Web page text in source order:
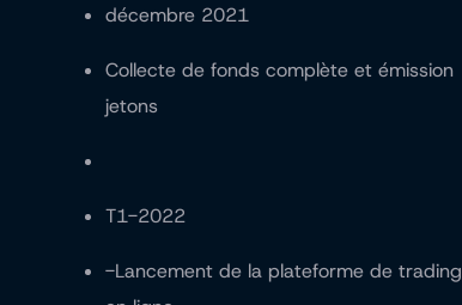
décembre 2021
Collecte de fonds complète et émission
jetons
T1-2022
-Lancement de la plateforme de trading